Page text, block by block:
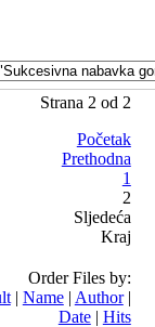
Strana 2 od 2
Početak
Prethodna
1
2
Sljedeća
Kraj
Order Files by:
| Name| Author|
Date| Hits